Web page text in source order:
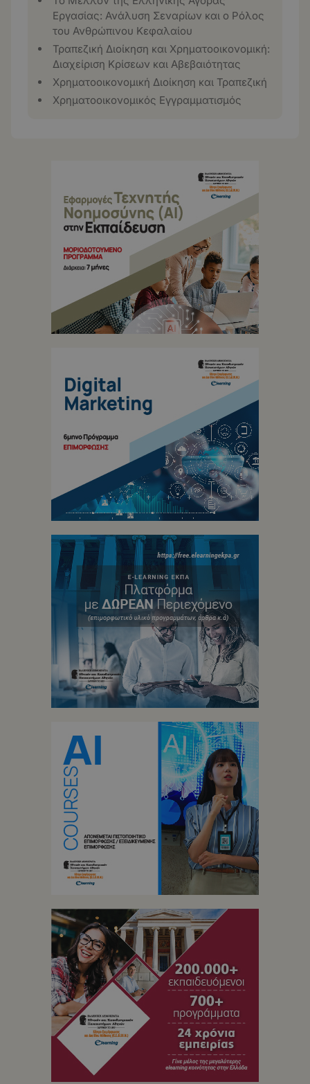
Εργασίας: Ανάλυση Σεναρίων και ο Ρόλος
του Ανθρώπινου Κεφαλαίου
Τραπεζική Διοίκηση και Χρηματοοικονομική:
Διαχείριση Κρίσεων και Αβεβαιότητας
Χρηματοοικονομική Διοίκηση και Τραπεζική
Χρηματοοικονομικός Εγγραμματισμός